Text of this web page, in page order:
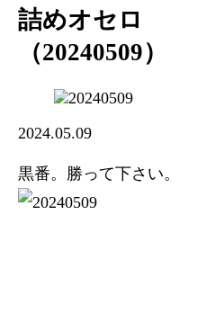
詰めオセロ
（20240509）
2024.05.09
黒番。勝って下さい。